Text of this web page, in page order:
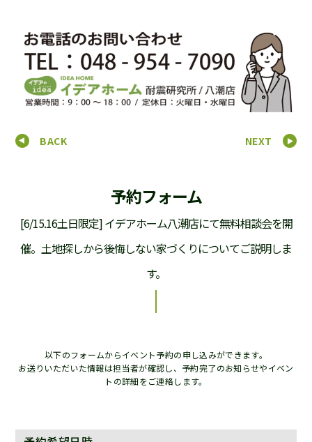
BACK NEXT
予約フォーム
[6/15.16土日限定] イデアホーム八潮店にて無料相談会を開
催。土地探しから後悔しない家づくりについてご説明しま
す。
以下のフォームからイベント予約の申し込みができます。
お送りいただいた情報は担当者が確認し、予約完了のお知らせやイベン
トの詳細をご連絡します。